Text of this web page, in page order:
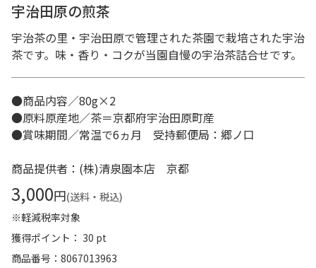
宇治田原の煎茶
宇治茶の里・宇治田原で管理された茶園で栽培された宇治
茶です。味・香り・コクが当園自慢の宇治茶詰合せです。
●商品内容／80g×2
●原料原産地／茶＝京都府宇治田原町産
●賞味期間／常温で6ヵ月 受持郵便局：郷ノ口
商品提供者：(株)清泉園本店 京都
3,000円(送料・税込)
※軽減税率対象
獲得ポイント： 30 pt
商品番号
8067013963